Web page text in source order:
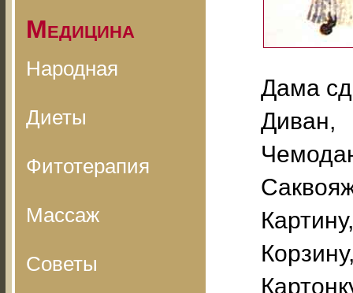
Медицина
Народная
Диеты
Фитотерапия
Массаж
Советы
Дама
Диван,
Картину,